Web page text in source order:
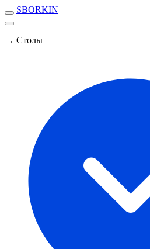
SBORKIN
→ Столы